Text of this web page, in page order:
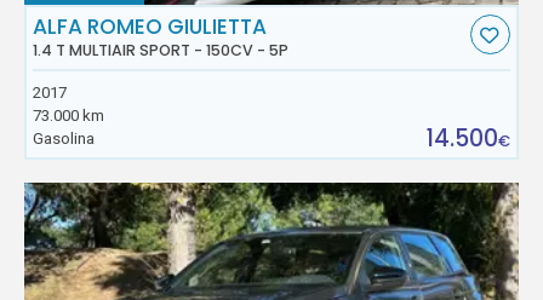
ALFA ROMEO GIULIETTA
1.4 T MULTIAIR SPORT - 150CV - 5P
2017
73.000 km
Gasolina
14.500€